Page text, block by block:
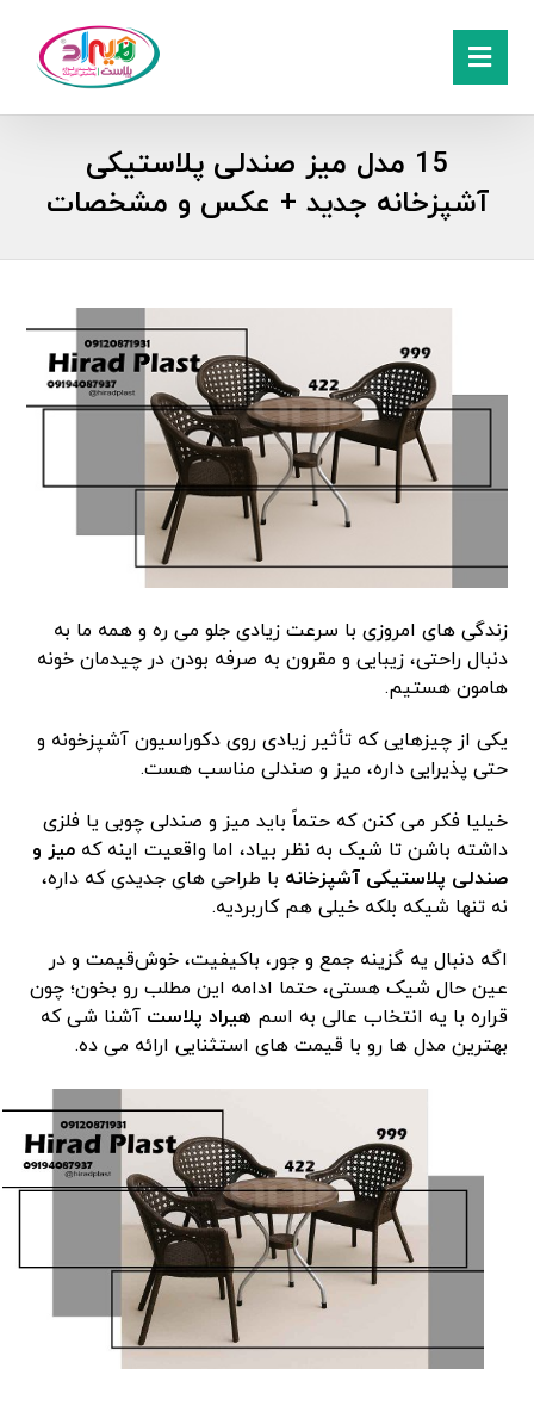
15 مدل میز صندلی پلاستیکی
آشپزخانه جدید + عکس و مشخصات
زندگی های امروزی با سرعت زیادی جلو می ره و همه ما به
دنبال راحتی، زیبایی و مقرون به صرفه بودن در چیدمان خونه
هامون هستیم.
یکی از چیزهایی که تأثیر زیادی روی دکوراسیون آشپزخونه و
حتی پذیرایی داره، میز و صندلی مناسب هست.
خیلیا فکر می کنن که حتماً باید میز و صندلی چوبی یا فلزی
داشته باشن تا شیک به نظر بیاد، اما واقعیت اینه کهمیز و
صندلی پلاستیکی آشپزخانه با طراحی های جدیدی که داره،
نه تنها شیکه بلکه خیلی هم کاربردیه.
اگه دنبال یه گزینه جمع و جور، باکیفیت، خوش‌قیمت و در
عین حال شیک هستی، حتما ادامه این مطلب رو بخون؛ چون
قراره با یه انتخاب عالی به اسم هیراد پلاست آشنا شی که
بهترین مدل ها رو با قیمت های استثنایی ارائه می ده.